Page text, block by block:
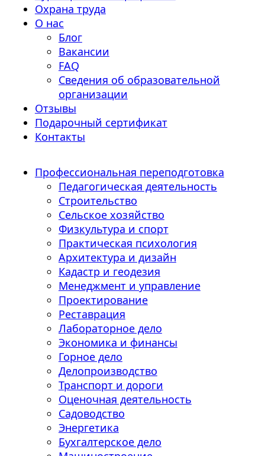
Охрана труда
О нас
Блог
Вакансии
FAQ
Сведения об образовательной
организации
Отзывы
Подарочный сертификат
Контакты
Профессиональная переподготовка
Педагогическая деятельность
Строительство
Сельское хозяйство
Физкультура и спорт
Практическая психология
Архитектура и дизайн
Кадастр и геодезия
Менеджмент и управление
Проектирование
Реставрация
Лабораторное дело
Экономика и финансы
Горное дело
Делопроизводство
Транспорт и дороги
Оценочная деятельность
Садоводство
Энергетика
Бухгалтерское дело